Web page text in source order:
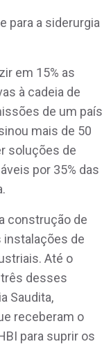
para a siderurgia
em 15% as
à cadeia de
de um país
mais de 50
soluções de
por 35% das
construção de
instalações de
Até o
desses
Saudita,
receberam o
para suprir os